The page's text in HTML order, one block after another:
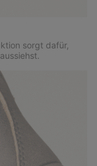
sorgt dafür,